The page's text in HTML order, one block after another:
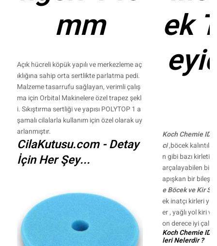
mm
Açık hücreli köpük yapılı ve merkezleme aç
ıklığına sahip orta sertlikte parlatma pedi.
Malzeme tasarrufu sağlayan, verimli çalış
ma için Orbital Makinelere özel trapez şekl
i. Sıkıştırma sertliği ve yapısı POLYTOP 1 a
şamalı cilalarla kullanım için özel olarak uy
arlanmıştır.
CilaKutusu.com - Detay
İçin Her Şey...
ek
Koch Chemie
ci,böcek
n gibi bazı
arçalayabilen bir
apışkan bir
e Böcek ve Kir
ek inatçı kirleri
er , yağlı yol kiri
on derece iyi
Koch Chemie
leri Nelerdir ?